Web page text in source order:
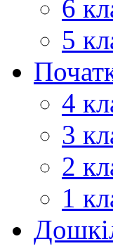
6
5
4
3
2
1